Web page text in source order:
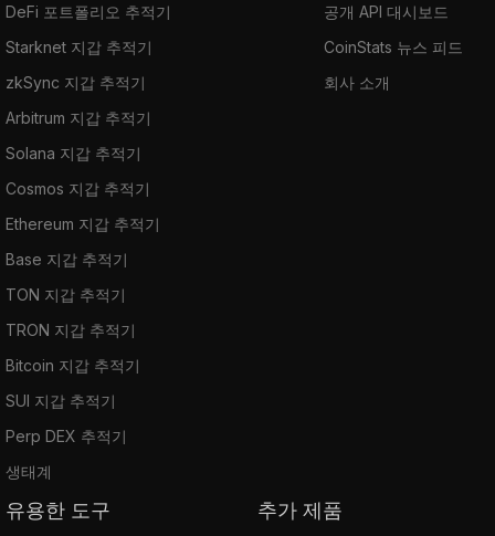
DeFi 포트폴리오 추적기
Starknet 지갑 추적기
zkSync 지갑 추적기
Arbitrum 지갑 추적기
Solana 지갑 추적기
Cosmos 지갑 추적기
Ethereum 지갑 추적기
Base 지갑 추적기
TON 지갑 추적기
TRON 지갑 추적기
Bitcoin 지갑 추적기
SUI 지갑 추적기
Perp DEX 추적기
생태계
공개 API 대시보드
CoinStats 뉴스 피드
회사 소개
유용한 도구 추가 제품